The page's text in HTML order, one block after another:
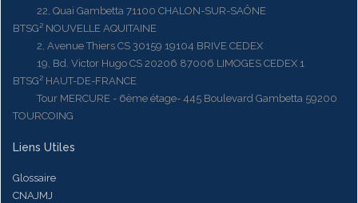
22, Quai Gambetta 71100 CHALON-SUR-SAÔNE
BTSG² NOUVELLE AQUITAINE
2, Avenue Thiers CS 30159 19104 BRIVE CEDEX
19, Bd. Victor Hugo CS 20206 87006 LIMOGES CEDEX 1
BTSG² HAUT-DE-FRANCE
Tour MERCURE - 6ème étage- 445 Boulevard Gambetta 59200
TOURCOING
Liens Utiles
Glossaire
CNAJMJ